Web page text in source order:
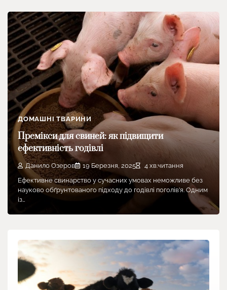
ДОМАШНІ ТВАРИНИ
Премікси для свиней: як підвищити
ефективність годівлі
Данило Озеров 19 Березня, 2025
4 хв.читання
Ефективне свинарство у сучасних умовах неможливе без
науково обґрунтованого підходу до годівлі поголів’я. Одним
із…